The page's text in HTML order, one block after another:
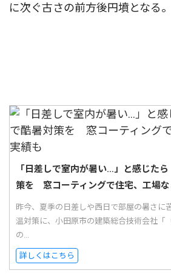
に次ぐ古さの前方後円墳となる。
「日差しで室内が暑い…」と感じた
策を 窓コーティングで住宅、工場な
昨今、夏季の日差しや西日で部屋の暑さに
温対策に、小田原市の建築総合技術会社「
の...
詳しくはこちら